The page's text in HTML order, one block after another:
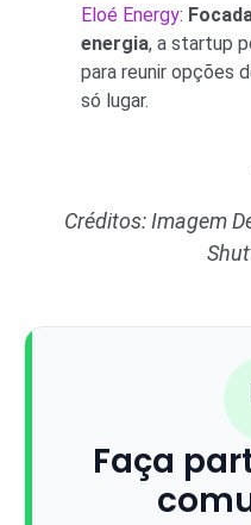
Eloé Energy:
energia, a startup
para reunir opções
só lugar.
Créditos: Imagem
Faça